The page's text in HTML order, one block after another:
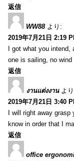
返信
WW88 より:
2019年7月21日 2:19
I got what you intend,
one is sailing, no wind
返信
งานแต่งงาน よ
2019年7月21日 3:40
I will right away grasp
know in order that I
返信
office